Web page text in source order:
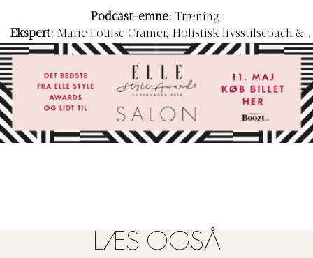
Podcast-emne: Træning.
Ekspert: Marie Louise Cramer, Holistisk livsstilscoach &
ejer af Cramers Studie.
Podcast:
Stærk & Smertefri. "Jacob Beermann, der står bag
Stærk & Smertefri, er både en god ven og kollega i
branchen, og hans forholdsvis nye podcast fortjener i den
grad at blive nævnt og ikke mindst hørt. Jacob er en
dygtig herre, og i denne podcast gør han dig bl.a. klogere
sundhedsverdenen - lyt fx til afsnittet fra 26. maj 2017, der
omhandler ‘Myter om træning’".
LÆS OGSÅ